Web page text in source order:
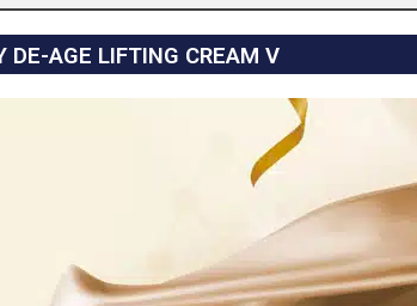
DE-AGE LIFTING CREAM V